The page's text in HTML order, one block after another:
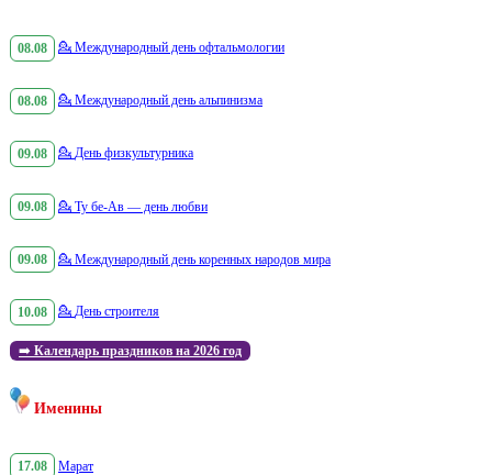
08.08 💁 Международный день офтальмологии
08.08 💁 Международный день альпинизма
09.08 💁 День физкультурника
09.08 💁 Ту бе-Ав — день любви
09.08 💁 Международный день коренных народов мира
10.08 💁 День строителя
➡️ Календарь праздников на 2026 год
Именины
17.08 Марат